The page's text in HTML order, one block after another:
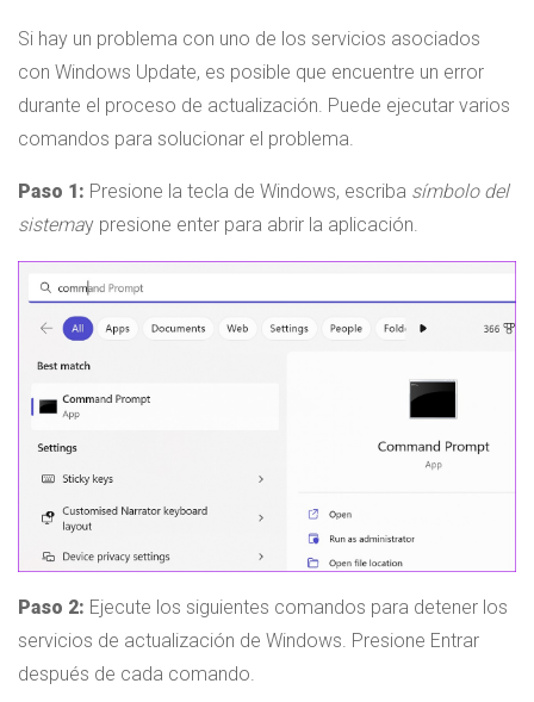
Si hay un problema con uno de los servicios asociados
con Windows Update, es posible que encuentre un error
durante el proceso de actualización. Puede ejecutar varios
comandos para solucionar el problema.
Paso 1: Presione la tecla de Windows, escriba símbolo del
sistemay presione enter para abrir la aplicación.
Paso 2: Ejecute los siguientes comandos para detener los
servicios de actualización de Windows. Presione Entrar
después de cada comando.